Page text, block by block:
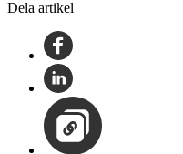
Dela artikel